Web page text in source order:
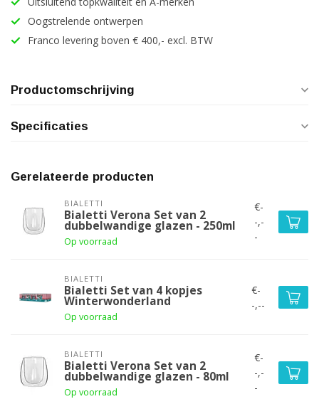
Oogstrelende ontwerpen
Franco levering boven € 400,- excl. BTW
Productomschrijving
Specificaties
Gerelateerde producten
BIALETTI
Bialetti Verona Set van 2
dubbelwandige glazen - 250ml
Op voorraad
€-
-,-
-
BIALETTI
Bialetti Set van 4 kopjes
Winterwonderland
Op voorraad
€-
-,--
BIALETTI
Bialetti Verona Set van 2
dubbelwandige glazen - 80ml
Op voorraad
€-
-,-
-